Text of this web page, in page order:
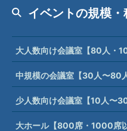
イベントの規模
大人数向け会議室【80人・
中規模の会議室【30人〜80
少人数向け会議室【10人〜
大ホール【800席・1000席